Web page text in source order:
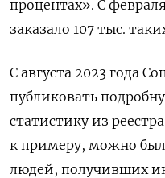
процентах». С
заказало 107 тыс.
С августа 2023 года
публиковать
статистику из
к примеру, можно
людей, получивших